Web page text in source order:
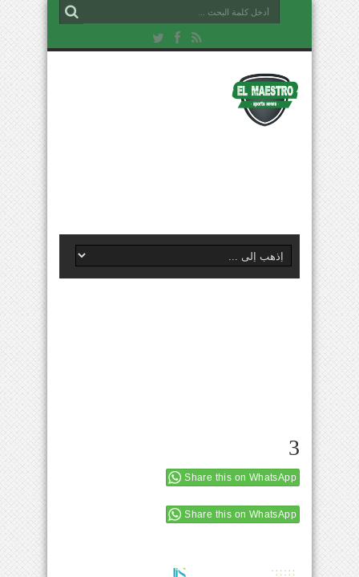
3
Share this on WhatsApp
Share this on WhatsApp